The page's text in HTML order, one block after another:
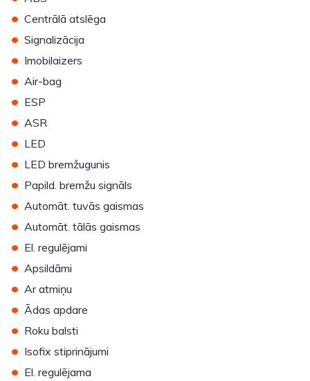
• Centrālā atslēga
• Signalizācija
• Imobilaizers
• Air-bag
• ESP
• ASR
• LED
• LED bremžugunis
• Papild. bremžu signāls
• Automāt. tuvās gaismas
• Automāt. tālās gaismas
• El. regulējami
• Apsildāmi
• Ar atmiņu
• Ādas apdare
• Roku balsti
• Isofix stiprinājumi
• El. regulējama